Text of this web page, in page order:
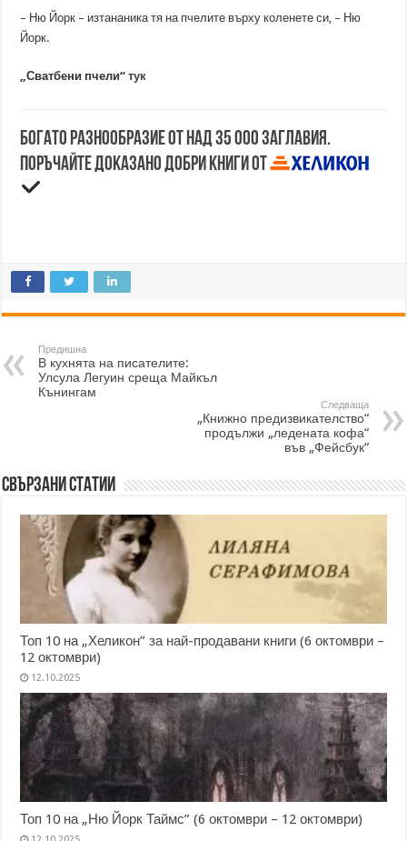
– Ню Йорк – изтананика тя на пчелите върху коленете си, – Ню
Йорк.
„Сватбени пчели“тук
Богато разнообразие от над 35 000 заглавия.
Поръчайте доказано добри книги от
Предишна
В кухнята на писателите:
Улсула Легуин среща Майкъл
Кънингам
Следваща
„Книжно предизвикателство“
продължи „ледената кофа“
във „Фейсбук“
Свързани статии
Топ 10 на „Хеликон” за най-продавани книги (6 октомври –
12 октомври)
12.10.2025
Топ 10 на „Ню Йорк Таймс” (6 октомври – 12 октомври)